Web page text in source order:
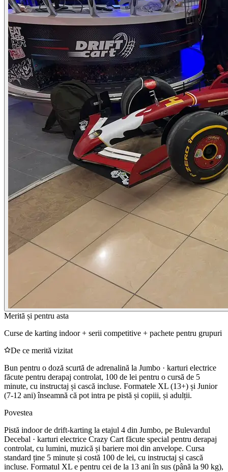
Merită și pentru asta
Curse de karting indoor + serii competitive + pachete pentru grupuri
De ce merită vizitat
Bun pentru o doză scurtă de adrenalină la Jumbo · karturi electrice
făcute pentru derapaj controlat, 100 de lei pentru o cursă de 5
minute, cu instructaj și cască incluse. Formatele XL (13+) și Junior
(7-12 ani) înseamnă că pot intra pe pistă și copiii, și adulții.
Povestea
Pistă indoor de drift-karting la etajul 4 din Jumbo, pe Bulevardul
Decebal · karturi electrice Crazy Cart făcute special pentru derapaj
controlat, cu lumini, muzică și bariere moi din anvelope. Cursa
standard ține 5 minute și costă 100 de lei, cu instructaj și cască
incluse. Formatul XL e pentru cei de la 13 ani în sus (până la 90 kg),